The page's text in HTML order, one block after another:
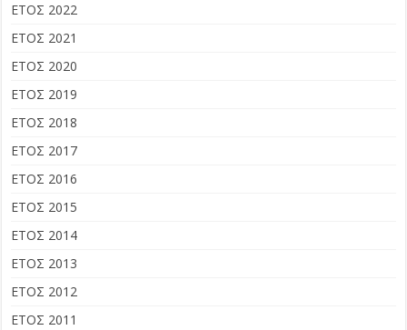
ΕΤΟΣ 2022
ΕΤΟΣ 2021
ΕΤΟΣ 2020
ΕΤΟΣ 2019
ΕΤΟΣ 2018
ΕΤΟΣ 2017
ΕΤΟΣ 2016
ΕΤΟΣ 2015
ΕΤΟΣ 2014
ΕΤΟΣ 2013
ΕΤΟΣ 2012
ΕΤΟΣ 2011